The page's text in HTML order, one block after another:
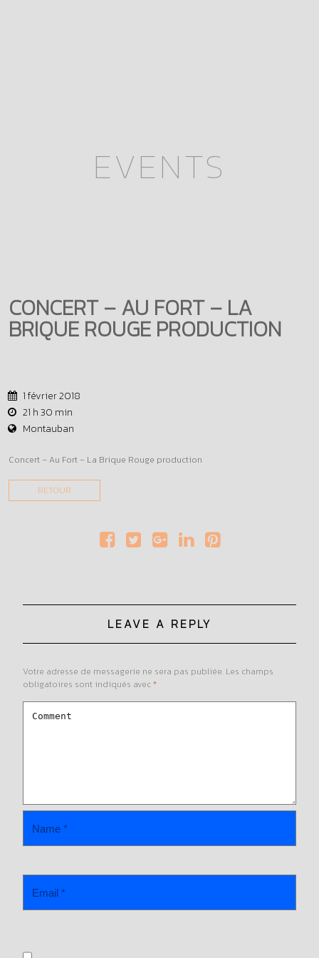
EVENTS
CONCERT – AU FORT – LA
BRIQUE ROUGE PRODUCTION
1 février 2018
21 h 30 min
Montauban
Concert – Au Fort – La Brique Rouge production
RETOUR
LEAVE A REPLY
Votre adresse de messagerie ne sera pas publiée. Les champs
obligatoires sont indiqués avec*